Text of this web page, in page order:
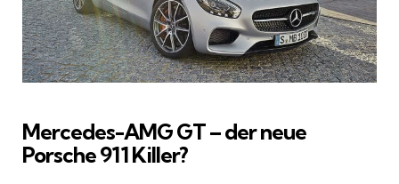
Mercedes-AMG GT – der neue
Porsche 911 Killer?